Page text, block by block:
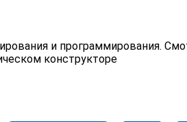
и программирования.
конструкторе